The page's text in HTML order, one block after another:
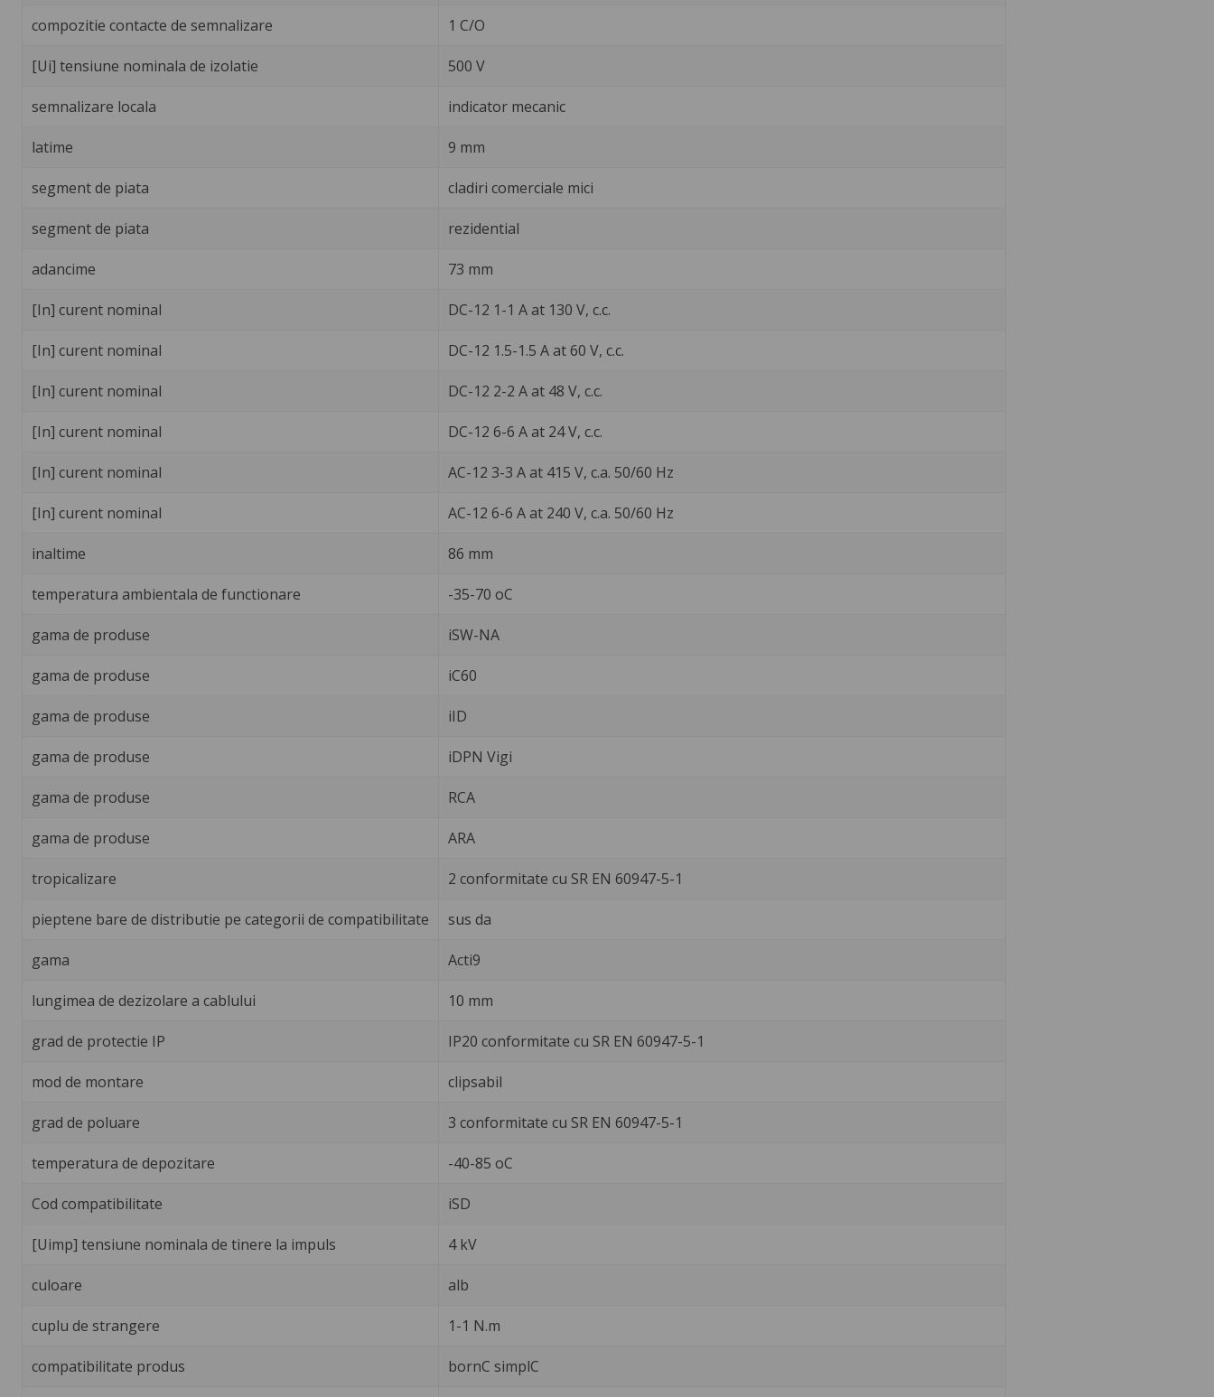
compozitie contacte de semnalizare 1 C/O
[Ui] tensiune nominala de izolatie 500 V
semnalizare locala indicator mecanic
latime 9 mm
segment de piata cladiri comerciale mici
segment de piata rezidential
adancime 73 mm
[In] curent nominal DC-12 1-1 A at 130 V, c.c.
[In] curent nominal DC-12 1.5-1.5 A at 60 V, c.c.
[In] curent nominal DC-12 2-2 A at 48 V, c.c.
[In] curent nominal DC-12 6-6 A at 24 V, c.c.
[In] curent nominal AC-12 3-3 A at 415 V, c.a. 50/60 Hz
[In] curent nominal AC-12 6-6 A at 240 V, c.a. 50/60 Hz
inaltime 86 mm
temperatura ambientala de functionare -35-70 oC
gama de produse iSW-NA
gama de produse iC60
gama de produse iID
gama de produse iDPN Vigi
gama de produse RCA
gama de produse ARA
tropicalizare 2 conformitate cu SR EN 60947-5-1
pieptene bare de distributie pe categorii de compatibilitate sus da
gama Acti9
lungimea de dezizolare a cablului 10 mm
grad de protectie IP IP20 conformitate cu SR EN 60947-5-1
mod de montare clipsabil
grad de poluare 3 conformitate cu SR EN 60947-5-1
temperatura de depozitare -40-85 oC
Cod compatibilitate iSD
[Uimp] tensiune nominala de tinere la impuls 4 kV
culoare alb
cuplu de strangere 1-1 N.m
compatibilitate produs bornC simplC